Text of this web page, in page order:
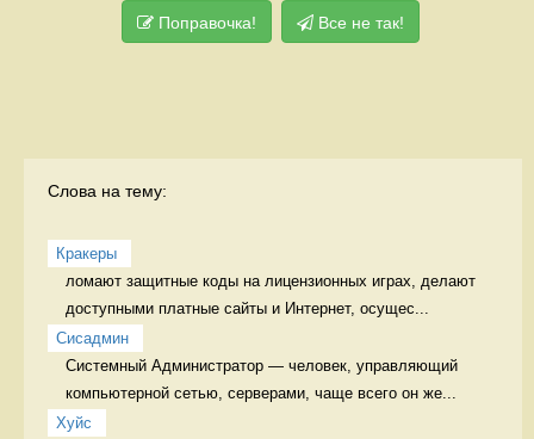
Поправочка! Все не так!
Слова на тему:
Кракеры
ломают защитные коды на лицензионных играх, делают
доступными платные сайты и Интернет, осущес...
Сисадмин
Системный Администратор — человек, управляющий
компьютерной сетью, серверами, чаще всего он же...
Хуйс